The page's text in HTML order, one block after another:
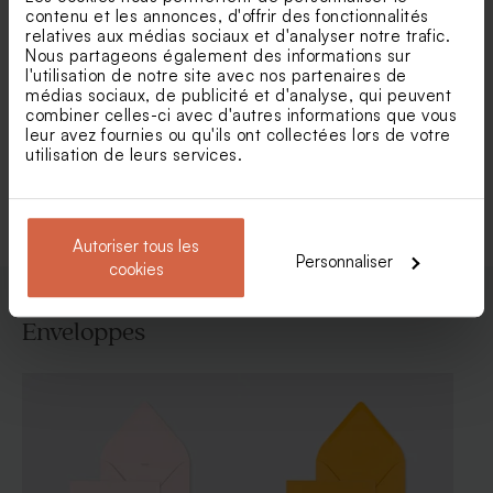
contenu et les annonces, d'offrir des fonctionnalités
relatives aux médias sociaux et d'analyser notre trafic.
Nous partageons également des informations sur
l'utilisation de notre site avec nos partenaires de
médias sociaux, de publicité et d'analyse, qui peuvent
combiner celles-ci avec d'autres informations que vous
leur avez fournies ou qu'ils ont collectées lors de votre
utilisation de leurs services.
Autoriser tous les
cookies
Personnaliser
Carte invitation communion
fillette et ballons
Invitation communion ronde
et couronne florale et dorure
Voir toute la collection Faire-part
Enveloppes